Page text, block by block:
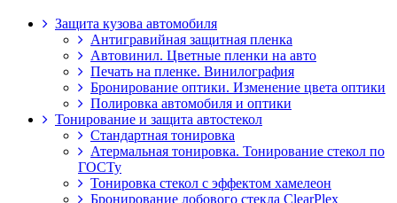
Защита кузова автомобиля
Антигравийная защитная пленка
Автовинил. Цветные пленки на авто
Печать на пленке. Винилография
Бронирование оптики. Изменение цвета оптики
Полировка автомобиля и оптики
Тонирование и защита автостекол
Стандартная тонировка
Атермальная тонировка. Тонирование стекол по
ГОСТу
Тонировка стекол с эффектом хамелеон
Бронирование лобового стекла ClearPlex